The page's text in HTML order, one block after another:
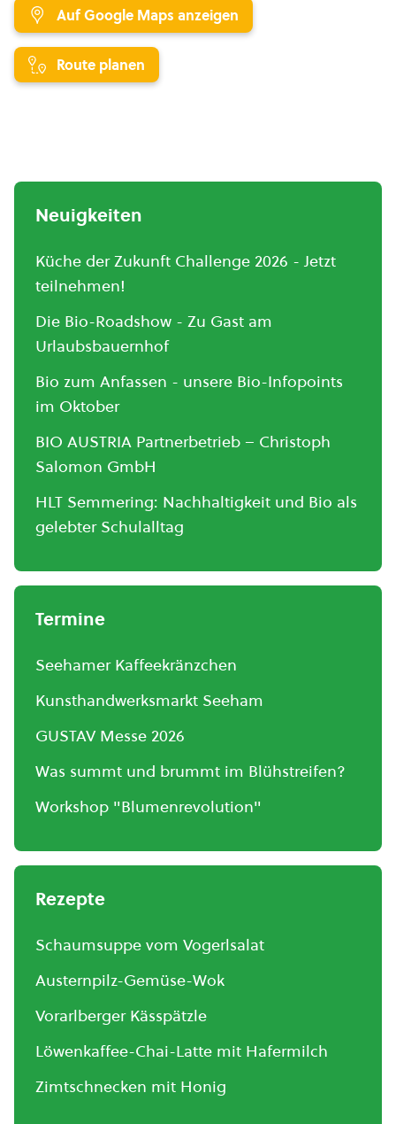
Auf Google Maps anzeigen
Route planen
Neuigkeiten
Küche der Zukunft Challenge 2026 - Jetzt
teilnehmen!
Die Bio-Roadshow - Zu Gast am
Urlaubsbauernhof
Bio zum Anfassen - unsere Bio-Infopoints
im Oktober
BIO AUSTRIA Partnerbetrieb – Christoph
Salomon GmbH
HLT Semmering: Nachhaltigkeit und Bio als
gelebter Schulalltag
Termine
Seehamer Kaffeekränzchen
Kunsthandwerksmarkt Seeham
GUSTAV Messe 2026
Was summt und brummt im Blühstreifen?
Workshop "Blumenrevolution"
Rezepte
Schaumsuppe vom Vogerlsalat
Austernpilz-Gemüse-Wok
Vorarlberger Kässpätzle
Löwenkaffee-Chai-Latte mit Hafermilch
Zimtschnecken mit Honig